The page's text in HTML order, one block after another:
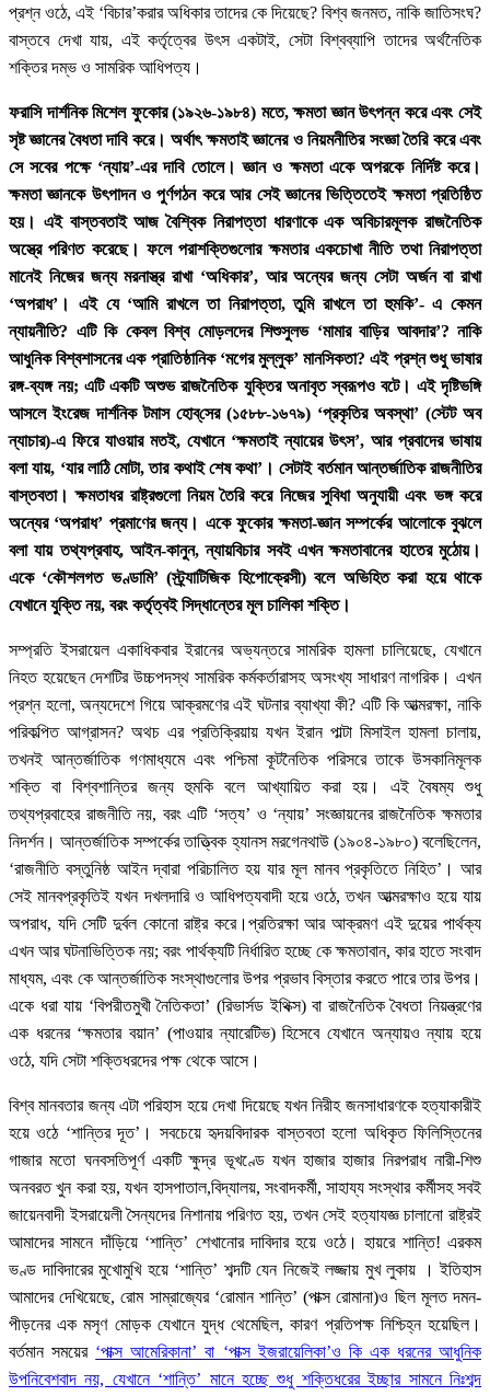
প্রশ্ন ওঠে, এই ‘বিচার’করার অধিকার তাদের কে দিয়েছে? বিশ্ব জনমত, নাকি জাতিসংঘ?
বাস্তবে দেখা যায়, এই কর্তৃত্বের উৎস একটাই, সেটা বিশ্বব্যাপি তাদের অর্থনৈতিক
শক্তির দম্ভ ও সামরিক আধিপত্য।
ফরাসি দার্শনিক মিশেল ফুকোর (১৯২৬-১৯৮৪) মতে, ক্ষমতা জ্ঞান উৎপন্ন করে এবং সেই
সৃষ্ট জ্ঞানের বৈধতা দাবি করে। অর্থাৎ ক্ষমতাই জ্ঞানের ও নিয়মনীতির সংজ্ঞা তৈরি করে এবং
সে সবের পক্ষে ‘ন্যায়’-এর দাবি তোলে। জ্ঞান ও ক্ষমতা একে অপরকে নির্দিষ্ট করে।
ক্ষমতা জ্ঞানকে উৎপাদন ও পুর্ণগঠন করে আর সেই জ্ঞানের ভিত্তিতেই ক্ষমতা প্রতিষ্ঠিত
হয়। এই বাস্তবতাই আজ বৈশ্বিক নিরাপত্তা ধারণাকে এক অবিচারমূলক রাজনৈতিক
অস্ত্রে পরিণত করেছে। ফলে পরাশক্তিগুলোর ক্ষমতার একচোখা নীতি তথা নিরাপত্তা
মানেই নিজের জন্য মরনাস্ত্র রাখা ‘অধিকার’, আর অন্যের জন্য সেটা অর্জন বা রাখা
‘অপরাধ’। এই যে ‘আমি রাখলে তা নিরাপত্তা, তুমি রাখলে তা হুমকি’- এ কেমন
ন্যায়নীতি? এটি কি কেবল বিশ্ব মোড়লদের শিশুসুলভ ‘মামার বাড়ির আবদার’? নাকি
আধুনিক বিশ্বশাসনের এক প্রাতিষ্ঠানিক ‘মগের মুল্লুক’ মানসিকতা? এই প্রশ্ন শুধু ভাষার
রঙ্গ-ব্যঙ্গ নয়; এটি একটি অশুভ রাজনৈতিক যুক্তির অনাবৃত স্বরূপও বটে। এই দৃষ্টিভঙ্গি
আসলে ইংরেজ দার্শনিক টমাস হোব্‌সের (১৫৮৮-১৬৭৯) ‘প্রকৃতির অবস্থা’ (স্টেট অব
ন্যাচার)-এ ফিরে যাওয়ার মতই, যেখানে ‘ক্ষমতাই ন্যায়ের উৎস’, আর প্রবাদের ভাষায়
বলা যায়, ‘যার লাঠি মোটা, তার কথাই শেষ কথা’। সেটাই বর্তমান আন্তর্জাতিক রাজনীতির
বাস্তবতা। ক্ষমতাধর রাষ্ট্রগুলো নিয়ম তৈরি করে নিজের সুবিধা অনুযায়ী এবং ভঙ্গ করে
অন্যের ‘অপরাধ’ প্রমাণের জন্য। একে ফুকোর ক্ষমতা-জ্ঞান সম্পর্কের আলোকে বুঝলে
বলা যায় তথ্যপ্রবাহ, আইন-কানুন, ন্যায়বিচার সবই এখন ক্ষমতাবানের হাতের মুঠোয়।
একে ‘কৌশলগত ভণ্ডামি’ (স্ট্র্যাটিজিক হিপোক্রেসী) বলে অভিহিত করা হয়ে থাকে
যেখানে যুক্তি নয়, বরং কর্তৃত্বই সিদ্ধান্তের মূল চালিকা শক্তি।
সম্প্রতি ইসরায়েল একাধিকবার ইরানের অভ্যন্তরে সামরিক হামলা চালিয়েছে, যেখানে
নিহত হয়েছেন দেশটির উচ্চপদস্থ সামরিক কর্মকর্তারাসহ অসংখ্য সাধারণ নাগরিক। এখন
প্রশ্ন হলো, অন্যদেশে গিয়ে আক্রমণের এই ঘটনার ব্যাখ্যা কী? এটি কি আত্মরক্ষা, নাকি
পরিকল্পিত আগ্রাসন? অথচ এর প্রতিক্রিয়ায় যখন ইরান পাল্টা মিসাইল হামলা চালায়,
তখনই আন্তর্জাতিক গণমাধ্যমে এবং পশ্চিমা কূটনৈতিক পরিসরে তাকে উসকানিমূলক
শক্তি বা বিশ্বশান্তির জন্য হুমকি বলে আখ্যায়িত করা হয়। এই বৈষম্য শুধু
তথ্যপ্রবাহের রাজনীতি নয়, বরং এটি ‘সত্য’ ও ‘ন্যায়’ সংজ্ঞায়নের রাজনৈতিক ক্ষমতার
নিদর্শন। আন্তর্জাতিক সম্পর্কের তাত্ত্বিক হ্যানস মরগেনথাউ (১৯০৪-১৯৮০) বলেছিলেন,
‘রাজনীতি বস্তুনিষ্ঠ আইন দ্বারা পরিচালিত হয় যার মূল মানব প্রকৃতিতে নিহিত’। আর
সেই মানবপ্রকৃতিই যখন দখলদারি ও আধিপত্যবাদী হয়ে ওঠে, তখন আত্মরক্ষাও হয়ে যায়
অপরাধ, যদি সেটি দুর্বল কোনো রাষ্ট্র করে।প্রতিরক্ষা আর আক্রমণ এই দুয়ের পার্থক্য
এখন আর ঘটনাভিত্তিক নয়; বরং পার্থক্যটি নির্ধারিত হচ্ছে কে ক্ষমতাবান, কার হাতে সংবাদ
মাধ্যম, এবং কে আন্তর্জাতিক সংস্থাগুলোর উপর প্রভাব বিস্তার করতে পারে তার উপর।
একে ধরা যায় ‘বিপরীতমুখী নৈতিকতা’ (রিভার্সড ইথিক্স) বা রাজনৈতিক বৈধতা নিয়ন্ত্রণের
এক ধরনের ‘ক্ষমতার বয়ান’ (পাওয়ার ন্যারেটিভ) হিসেবে যেখানে অন্যায়ও ন্যায় হয়ে
ওঠে, যদি সেটা শক্তিধরদের পক্ষ থেকে আসে।
বিশ্ব মানবতার জন্য এটা পরিহাস হয়ে দেখা দিয়েছে যখন নিরীহ জনসাধারণকে হত্যাকারীই
হয়ে ওঠে ‘শান্তির দূত’। সবচেয়ে হৃদয়বিদারক বাস্তবতা হলো অধিকৃত ফিলিস্তিনের
গাজার মতো ঘনবসতিপূর্ণ একটি ক্ষুদ্র ভূখণ্ডে যখন হাজার হাজার নিরপরাধ নারী-শিশু
অনবরত খুন করা হয়, যখন হাসপাতাল,বিদ্যালয়, সংবাদকর্মী, সাহায্য সংস্থার কর্মীসহ সবই
জায়েনবাদী ইসরায়েলী সৈন্যদের নিশানায় পরিণত হয়, তখন সেই হত্যাযজ্ঞ চালানো রাষ্ট্রই
আমাদের সামনে দাঁড়িয়ে ‘শান্তি’ শেখানোর দাবিদার হয়ে ওঠে। হায়রে শান্তি! এরকম
ভণ্ড দাবিদারের মুখোমুখি হয়ে ‘শান্তি’ শব্দটি যেন নিজেই লজ্জায় মুখ লুকায় । ইতিহাস
আমাদের দেখিয়েছে, রোম সাম্রাজ্যের ‘রোমান শান্তি’ (পাক্স রোমানা)ও ছিল মূলত দমন-
পীড়নের এক মসৃণ মোড়ক যেখানে যুদ্ধ থেমেছিল, কারণ প্রতিপক্ষ নিশ্চিহ্ন হয়েছিল।
বর্তমান সময়ের ‘পাক্স আমেরিকানা’ বা ‘পাক্স ইজরায়েলিকা’ও কি এক ধরনের আধুনিক
উপনিবেশবাদ নয়, যেখানে ‘শান্তি’ মানে হচ্ছে শুধু শক্তিধরের ইচ্ছার সামনে নিঃশব্দ